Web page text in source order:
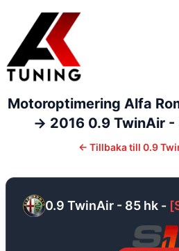
Motoroptimering Alfa
-> 2016 0.9 TwinAir -
← Tillbaka till 0.9
0.9 TwinAir - 85 hk - [